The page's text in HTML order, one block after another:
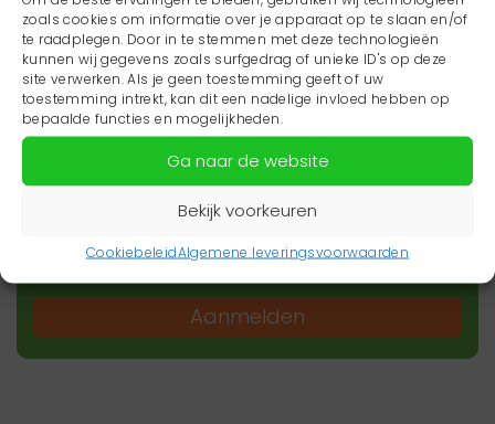
zoals cookies om informatie over je apparaat op te slaan en/of
te raadplegen. Door in te stemmen met deze technologieën
kunnen wij gegevens zoals surfgedrag of unieke ID's op deze
site verwerken. Als je geen toestemming geeft of uw
toestemming intrekt, kan dit een nadelige invloed hebben op
bepaalde functies en mogelijkheden.
Ga naar de website
Bekijk voorkeuren
CookiebeleidAlgemene leveringsvoorwaarden
Wil je niets missen?
Wil je op de hoogte blijven van het laatste
zorgnieuws in jouw regio? Schrijf je dan in voor
onze nieuwsbrief.
Aanmelden